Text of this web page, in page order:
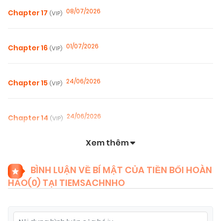
Chapter 17 (VIP) 08/07/2026
Chapter 16 (VIP) 01/07/2026
Chapter 15 (VIP) 24/06/2026
Chapter 14 (VIP) 24/06/2026
Chapter 12(VIP) 04/06/2026
Xem thêm
BÌNH LUẬN VỀ BÍ MẬT CỦA TIỀN BỐI HOÀN
HẢO(0) TẠI TIEMSACHNHO